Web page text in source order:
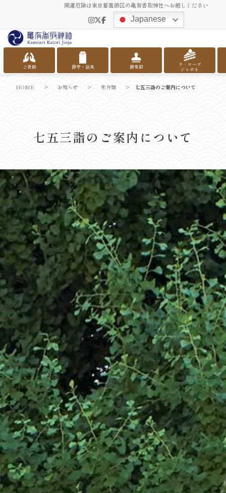
開運厄除は東京都葛飾区の亀有香取神社へお越しください
Japanese
ご祈願 御守・絵馬 御朱印
ラ・ローズ
ジャポネ
七五三詣のご案内について
HOME > お知らせ > 未分類 > 七五三詣のご案内について